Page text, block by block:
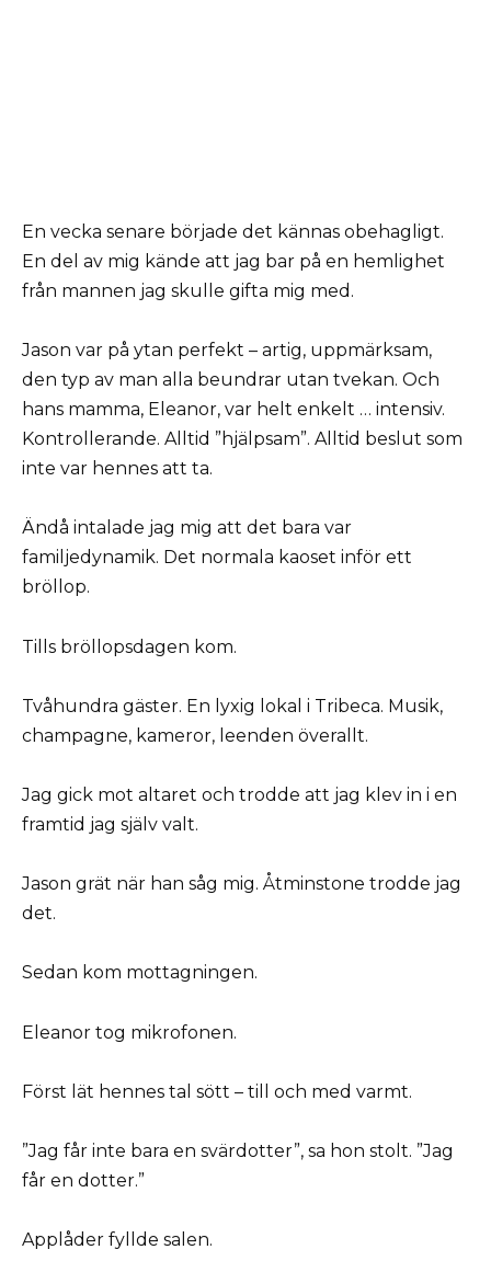
En vecka senare började det kännas obehagligt.
En del av mig kände att jag bar på en hemlighet
från mannen jag skulle gifta mig med.
Jason var på ytan perfekt – artig, uppmärksam,
den typ av man alla beundrar utan tvekan. Och
hans mamma, Eleanor, var helt enkelt … intensiv.
Kontrollerande. Alltid ”hjälpsam”. Alltid beslut som
inte var hennes att ta.
Ändå intalade jag mig att det bara var
familjedynamik. Det normala kaoset inför ett
bröllop.
Tills bröllopsdagen kom.
Tvåhundra gäster. En lyxig lokal i Tribeca. Musik,
champagne, kameror, leenden överallt.
Jag gick mot altaret och trodde att jag klev in i en
framtid jag själv valt.
Jason grät när han såg mig. Åtminstone trodde jag
det.
Sedan kom mottagningen.
Eleanor tog mikrofonen.
Först lät hennes tal sött – till och med varmt.
”Jag får inte bara en svärdotter”, sa hon stolt. ”Jag
får en dotter.”
Applåder fyllde salen.